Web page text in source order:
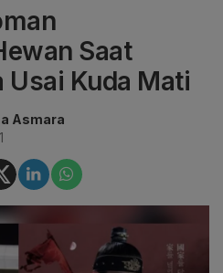
Saat
Usai Kuda Mati
Asmara